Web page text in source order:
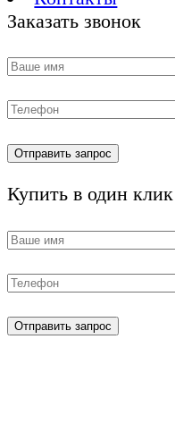
Заказать звонок
Купить в один клик